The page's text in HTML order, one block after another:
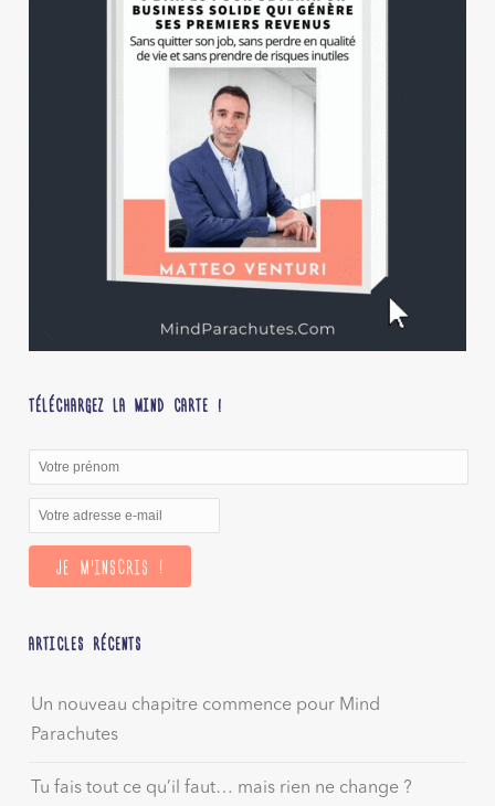
TÉLÉCHARGEZ LA MIND CARTE !
ARTICLES RÉCENTS
Un nouveau chapitre commence pour Mind
Parachutes
Tu fais tout ce qu’il faut… mais rien ne change ?